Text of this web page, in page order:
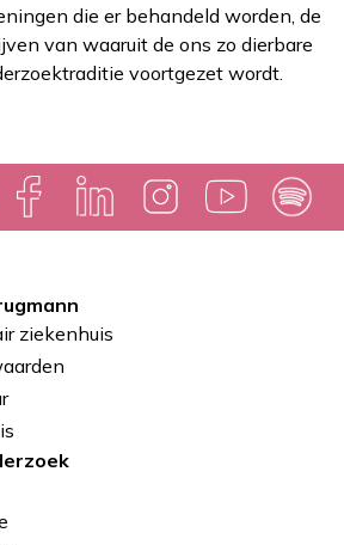
die er behandeld worden, de
van waaruit de ons zo dierbare
voortgezet wordt.
ziekenhuis